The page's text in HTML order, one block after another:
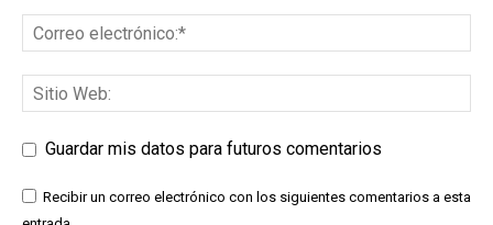
Guardar mis datos para futuros comentarios
Recibir un correo electrónico con los siguientes comentarios a esta